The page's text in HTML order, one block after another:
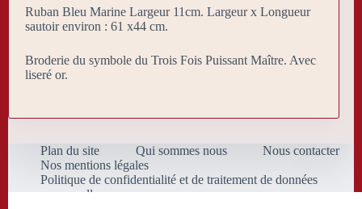
Ruban Bleu Marine Largeur 11cm. Largeur x Longueur
sautoir environ : 61 x44 cm.
Broderie du symbole du Trois Fois Puissant Maître. Avec
liseré or.
Plan du site Qui sommes nous
Nous contacter
Nos mentions légales
Politique de confidentialité et de traitement de données
personnelles